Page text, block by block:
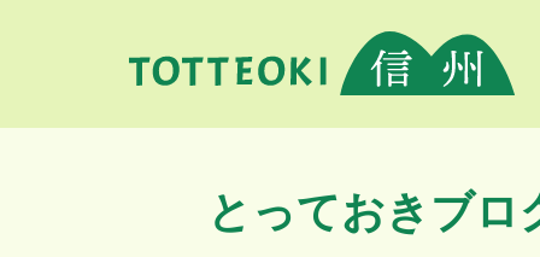
とっておきブロ